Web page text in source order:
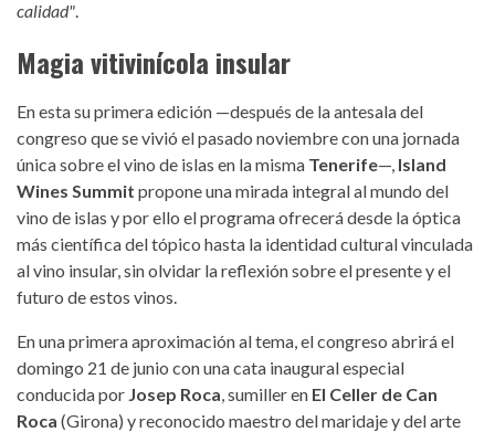
calidad".
Magia vitivinícola insular
En esta su primera edición —después de la antesala del
congreso que se vivió el pasado noviembre con una jornada
única sobre el vino de islas en la misma Tenerife—, Island
Wines Summit propone una mirada integral al mundo del
vino de islas y por ello el programa ofrecerá desde la óptica
más científica del tópico hasta la identidad cultural vinculada
al vino insular, sin olvidar la reflexión sobre el presente y el
futuro de estos vinos.
En una primera aproximación al tema, el congreso abrirá el
domingo 21 de junio con una cata inaugural especial
conducida por Josep Roca, sumiller en El Celler de Can
Roca (Girona) y reconocido maestro del maridaje y del arte